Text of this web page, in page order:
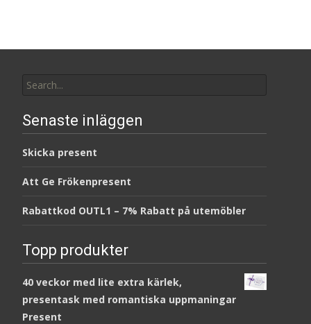
for:
Senaste inläggen
Skicka present
Att Ge Frökenpresent
Rabattkod OUTL1 – 7% Rabatt på utemöbler
Topp produkter
40 veckor med lite extra kärlek,
presentask med romantiska uppmaningar
Present